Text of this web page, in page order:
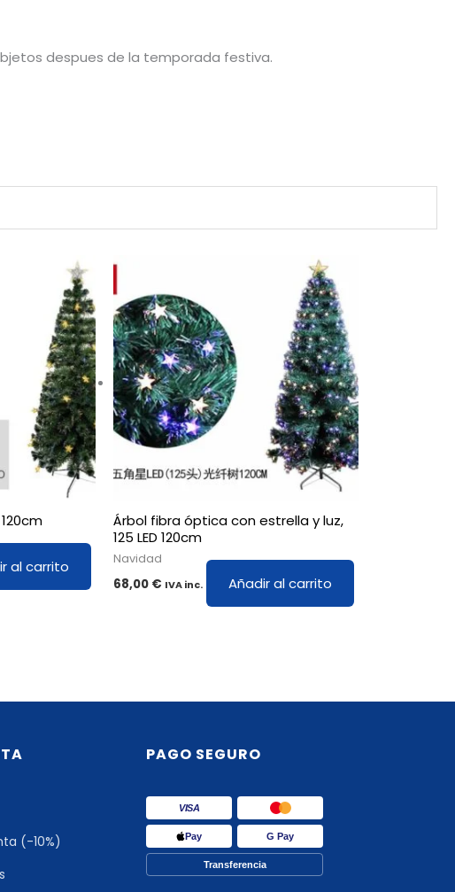
despues de la temporada festiva.
al carrito
Árbol fibra óptica con estrella y luz,
125 LED 120cm
Navidad
68,00 € IVA inc. Añadir al carrito
(-10%)
PAGO SEGURO
VISA
Pay G Pay
Transferencia